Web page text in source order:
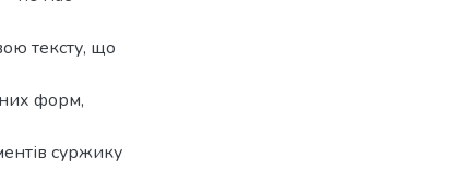
тексту, що
форм,
суржику